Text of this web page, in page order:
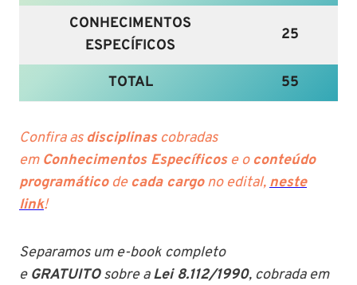
CONHECIMENTOS
ESPECÍFICOS
25
TOTAL 55
Confira asdisciplinascobradas
em Conhecimentos Específicose o conteúdo
programáticode cada cargono edital,neste
link!
Separamos um e-book completo
e GRATUITOsobre aLei 8.112/1990, cobrada em